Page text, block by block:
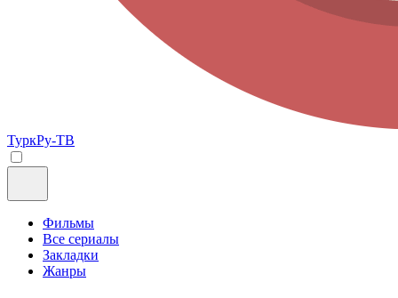
ТуркРу-ТВ
Фильмы
Все сериалы
Закладки
Жанры